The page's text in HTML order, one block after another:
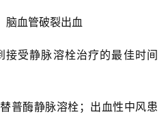
脑血管破裂出血
受静脉溶栓治疗的最佳时间
普酶静脉溶栓；出血性中风患